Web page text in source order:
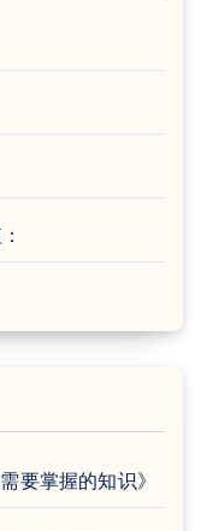
要掌握的知识》